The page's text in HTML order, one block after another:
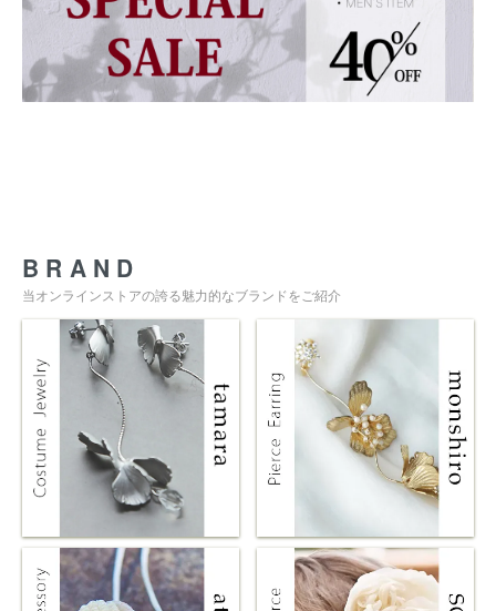
BRAND
当オンラインストアの誇る魅力的なブランドをご紹介